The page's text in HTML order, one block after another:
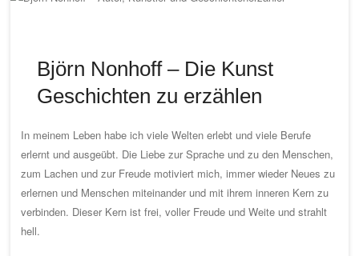
Björn Nonhoff – Die Kunst
Geschichten zu erzählen
In meinem Leben habe ich viele Welten erlebt und viele Berufe
erlernt und ausgeübt. Die Liebe zur Sprache und zu den Menschen,
zum Lachen und zur Freude motiviert mich, immer wieder Neues zu
erlernen und Menschen miteinander und mit ihrem inneren Kern zu
verbinden. Dieser Kern ist frei, voller Freude und Weite und strahlt
hell.